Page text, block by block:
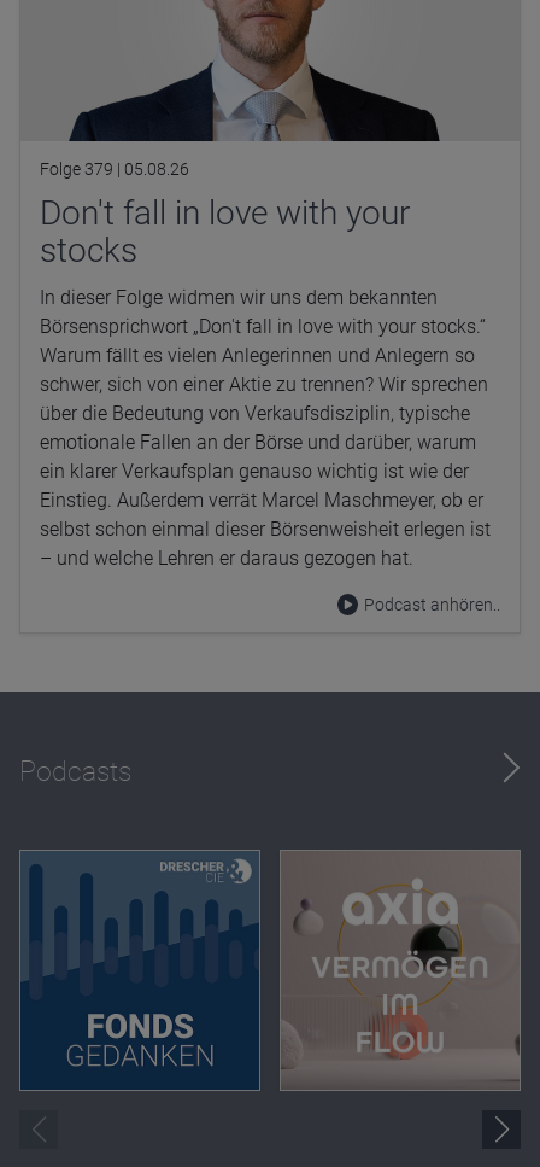
Folge 379 | 05.08.26
Don't fall in love with your
stocks
In dieser Folge widmen wir uns dem bekannten
Börsensprichwort „Don't fall in love with your stocks.“
Warum fällt es vielen Anlegerinnen und Anlegern so
schwer, sich von einer Aktie zu trennen? Wir sprechen
über die Bedeutung von Verkaufsdisziplin, typische
emotionale Fallen an der Börse und darüber, warum
ein klarer Verkaufsplan genauso wichtig ist wie der
Einstieg. Außerdem verrät Marcel Maschmeyer, ob er
selbst schon einmal dieser Börsenweisheit erlegen ist
– und welche Lehren er daraus gezogen hat.
Podcast anhören..
Podcasts